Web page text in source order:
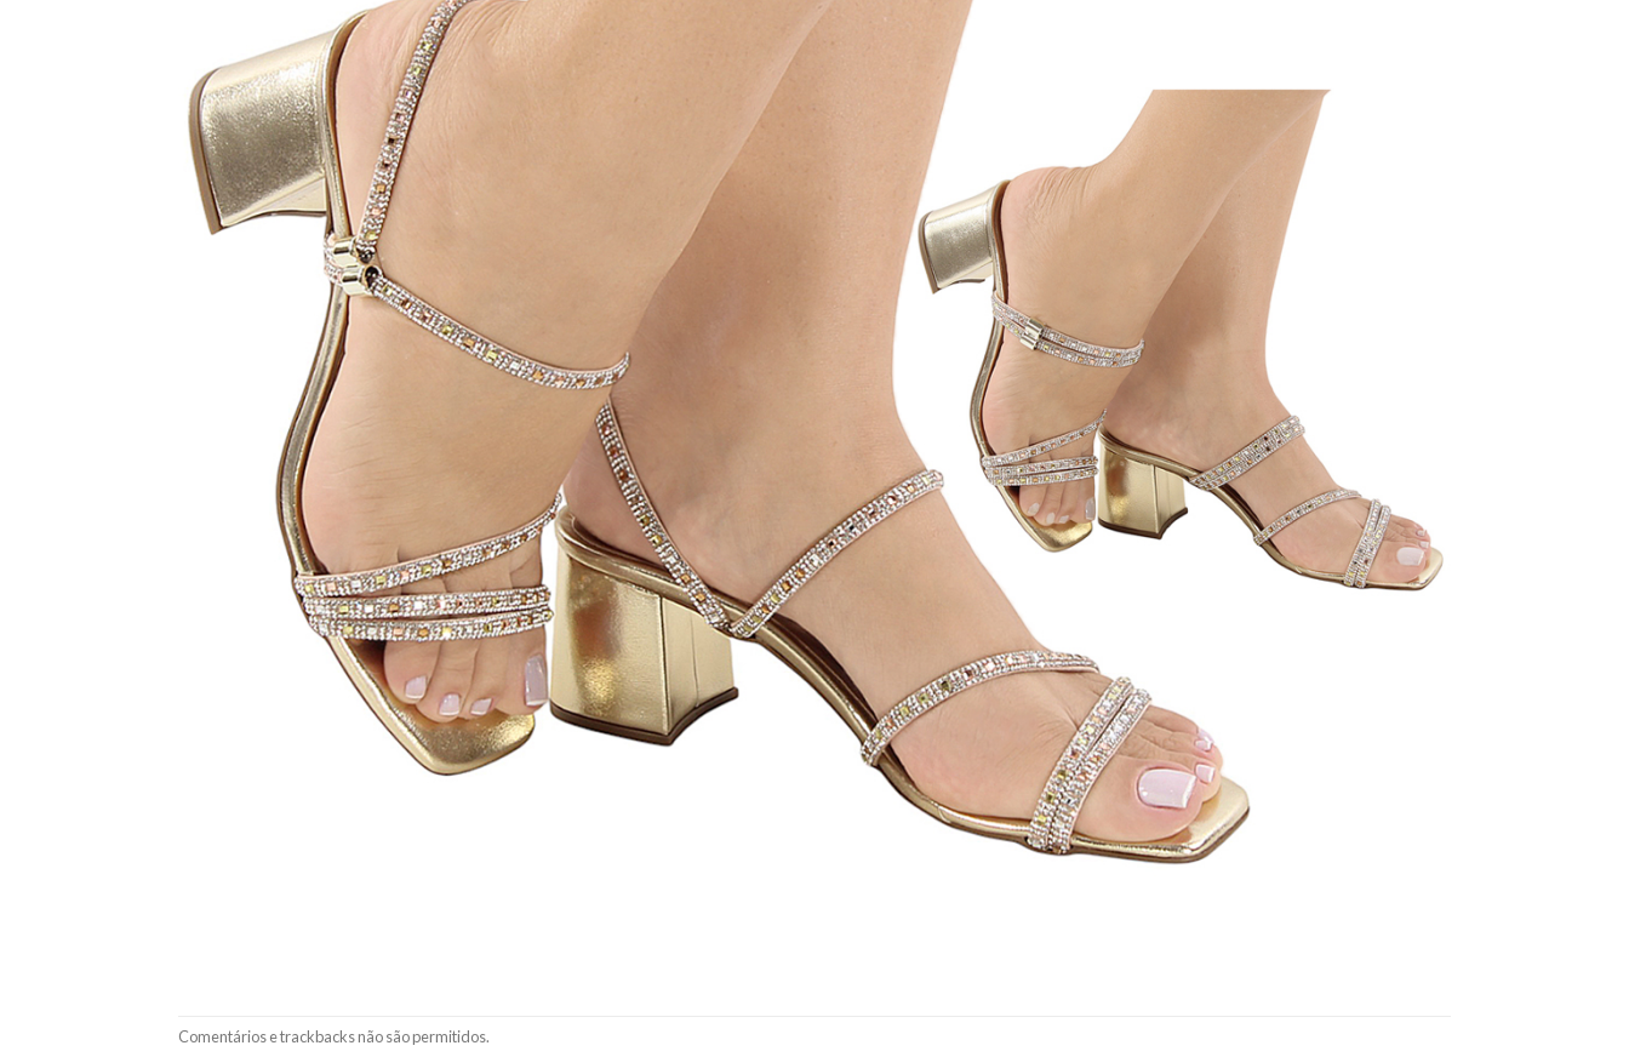
Comentários e trackbacks não são permitidos.